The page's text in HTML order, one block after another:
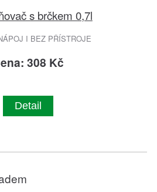
s brčkem 0,7l
I BEZ PŘÍSTROJE
308 Kč
Detail